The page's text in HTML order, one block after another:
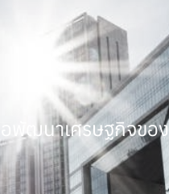
พัฒนาเศรษฐกิจขอ